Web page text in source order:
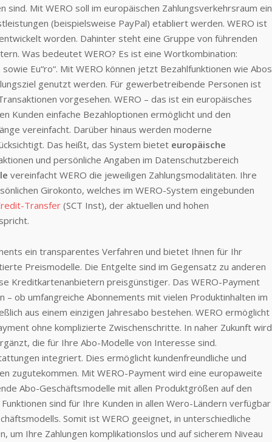
sind. Mit WERO soll im europäischen Zahlungsverkehrsraum ein
(beispielsweise PayPal) etabliert werden. WERO ist
worden. Dahinter steht eine Gruppe von führenden
Was bedeutet WERO? Es ist eine Wortkombination:
Eu“ro“. Mit WERO können jetzt Bezahlfunktionen wie Abos
genutzt werden. Für gewerbetreibende Personen ist
vorgesehen. WERO – das ist ein europäisches
Kunden einfache Bezahloptionen ermöglicht und den
vereinfacht. Darüber hinaus werden moderne
Das heißt, das System bietet europäische
und persönliche Angaben im Datenschutzbereich
vereinfacht WERO die jeweiligen Zahlungsmodalitäten. Ihre
Girokonto, welches im WERO-System eingebunden
Transfer (SCT Inst), der aktuellen und hohen
ein transparentes Verfahren und bietet Ihnen für Ihr
Preismodelle. Die Entgelte sind im Gegensatz zu anderen
Kreditkartenanbietern preisgünstiger. Das WERO-Payment
– ob umfangreiche Abonnements mit vielen Produktinhalten im
aus einem einzigen Jahresabo bestehen. WERO ermöglicht
ohne komplizierte Zwischenschritte. In naher Zukunft wird
die für Ihre Abo-Modelle von Interesse sind.
integriert. Dies ermöglicht kundenfreundliche und
zugutekommen. Mit WERO-Payment wird eine europaweite
Abo-Geschäftsmodelle mit allen Produktgrößen auf den
sind für Ihre Kunden in allen Wero-Ländern verfügbar
Somit ist WERO geeignet, in unterschiedliche
um Ihre Zahlungen komplikationslos und auf sicherem Niveau